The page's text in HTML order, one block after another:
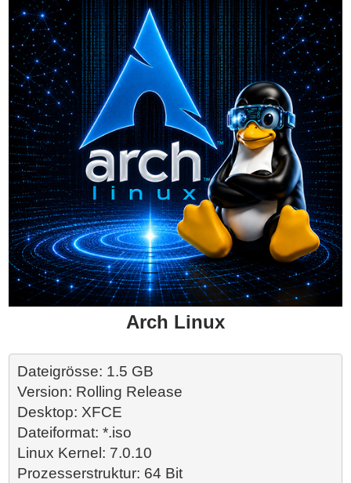
Arch Linux
Dateigrösse: 1.5 GB
Version: Rolling Release
Desktop: XFCE
Dateiformat: *.iso
Linux Kernel: 7.0.10
Prozesserstruktur: 64 Bit